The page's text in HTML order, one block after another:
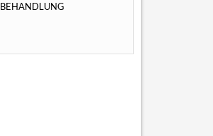
BEHANDLUNG